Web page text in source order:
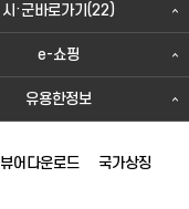
시·군바로가기(22)
e-쇼핑
유용한정보
뷰어다운로드
국가상징